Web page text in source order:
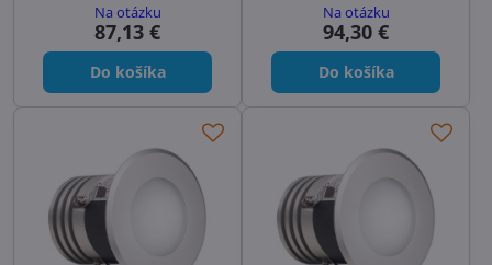
Na otázku
87,13 €
Do košíka
Na otázku
94,30 €
Do košíka